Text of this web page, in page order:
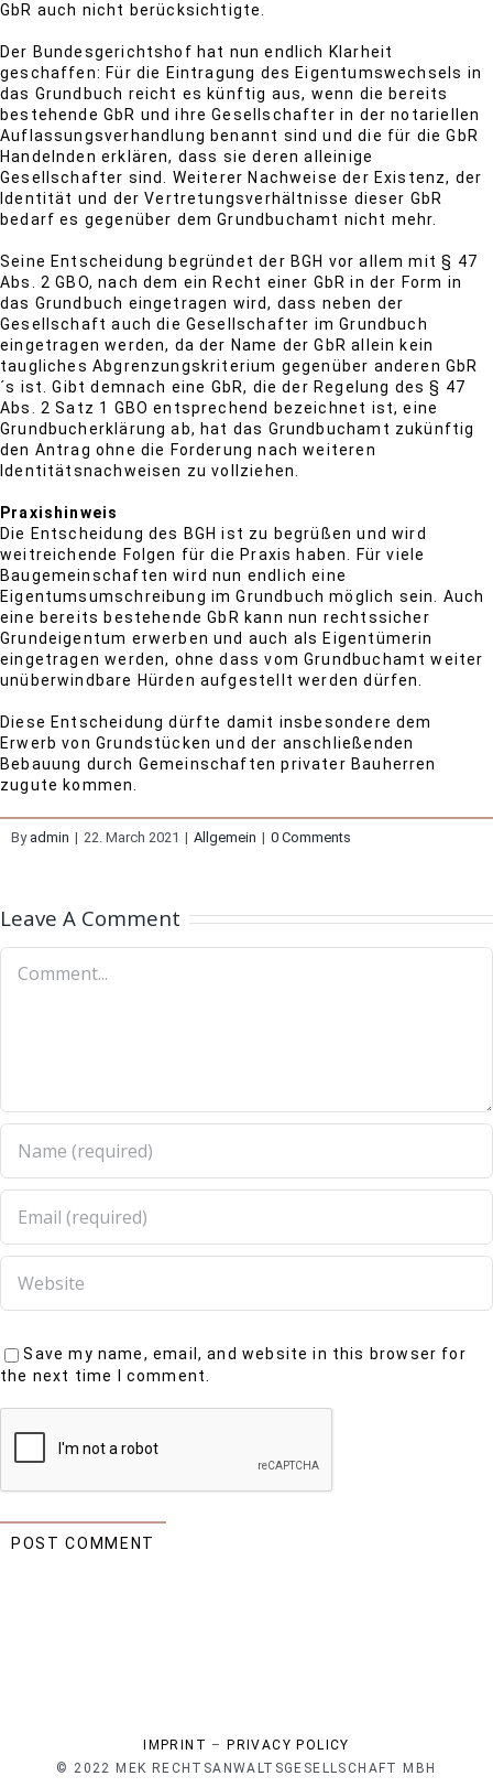
GbR auch nicht berücksichtigte.
Der Bundesgerichtshof hat nun endlich Klarheit
geschaffen: Für die Eintragung des Eigentumswechsels in
das Grundbuch reicht es künftig aus, wenn die bereits
bestehende GbR und ihre Gesellschafter in der notariellen
Auflassungsverhandlung benannt sind und die für die GbR
Handelnden erklären, dass sie deren alleinige
Gesellschafter sind. Weiterer Nachweise der Existenz, der
Identität und der Vertretungsverhältnisse dieser GbR
bedarf es gegenüber dem Grundbuchamt nicht mehr.
Seine Entscheidung begründet der BGH vor allem mit § 47
Abs. 2 GBO, nach dem ein Recht einer GbR in der Form in
das Grundbuch eingetragen wird, dass neben der
Gesellschaft auch die Gesellschafter im Grundbuch
eingetragen werden, da der Name der GbR allein kein
taugliches Abgrenzungskriterium gegenüber anderen GbR
´s ist. Gibt demnach eine GbR, die der Regelung des § 47
Abs. 2 Satz 1 GBO entsprechend bezeichnet ist, eine
Grundbucherklärung ab, hat das Grundbuchamt zukünftig
den Antrag ohne die Forderung nach weiteren
Identitätsnachweisen zu vollziehen.
Praxishinweis
Die Entscheidung des BGH ist zu begrüßen und wird
weitreichende Folgen für die Praxis haben. Für viele
Baugemeinschaften wird nun endlich eine
Eigentumsumschreibung im Grundbuch möglich sein. Auch
eine bereits bestehende GbR kann nun rechtssicher
Grundeigentum erwerben und auch als Eigentümerin
eingetragen werden, ohne dass vom Grundbuchamt weiter
unüberwindbare Hürden aufgestellt werden dürfen.
Diese Entscheidung dürfte damit insbesondere dem
Erwerb von Grundstücken und der anschließenden
Bebauung durch Gemeinschaften privater Bauherren
zugute kommen.
By admin | 22. March 2021 | Allgemein | 0 Comments
Leave A Comment
Save my name, email, and website in this browser for
the next time I comment.
IMPRINT –PRIVACY POLICY
© 2022 MEK RECHTSANWALTSGESELLSCHAFT MBH